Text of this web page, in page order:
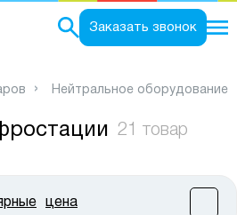
Заказать звонок
Нейтральное оборудование
21 товар
цена